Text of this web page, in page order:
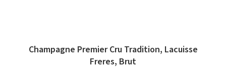
Champagne Premier Cru Tradition, Lacuisse
Freres, Brut